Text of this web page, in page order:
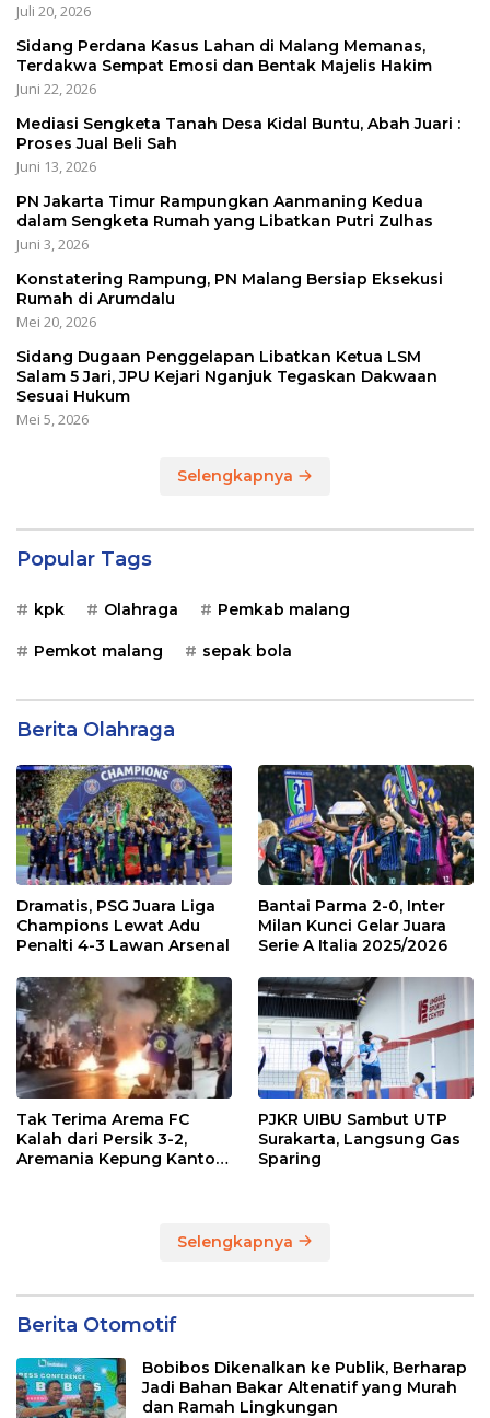
Juli 20, 2026
Sidang Perdana Kasus Lahan di Malang Memanas,
Terdakwa Sempat Emosi dan Bentak Majelis Hakim
Juni 22, 2026
Mediasi Sengketa Tanah Desa Kidal Buntu, Abah Juari :
Proses Jual Beli Sah
Juni 13, 2026
PN Jakarta Timur Rampungkan Aanmaning Kedua
dalam Sengketa Rumah yang Libatkan Putri Zulhas
Juni 3, 2026
Konstatering Rampung, PN Malang Bersiap Eksekusi
Rumah di Arumdalu
Mei 20, 2026
Sidang Dugaan Penggelapan Libatkan Ketua LSM
Salam 5 Jari, JPU Kejari Nganjuk Tegaskan Dakwaan
Sesuai Hukum
Mei 5, 2026
Selengkapnya
Popular Tags
kpk Olahraga Pemkab malang
Pemkot malang sepak bola
Berita Olahraga
Dramatis, PSG Juara Liga
Champions Lewat Adu
Penalti 4-3 Lawan Arsenal
Bantai Parma 2-0, Inter
Milan Kunci Gelar Juara
Serie A Italia 2025/2026
Tak Terima Arema FC
Kalah dari Persik 3-2,
Aremania Kepung Kantor
PJKR UIBU Sambut UTP
Surakarta, Langsung Gas
Sparing
Selengkapnya
Berita Otomotif
Bobibos Dikenalkan ke Publik, Berharap
Jadi Bahan Bakar Altenatif yang Murah
dan Ramah Lingkungan